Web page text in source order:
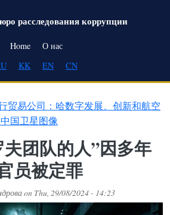
расследования коррупции
Main navigation
Home
О нас
KK EN CN
贸易公司：哈数字发展、创新和航空
国卫星图像
团队的人”因多年
员被定罪
on Thu, 29/08/2024 - 14:23